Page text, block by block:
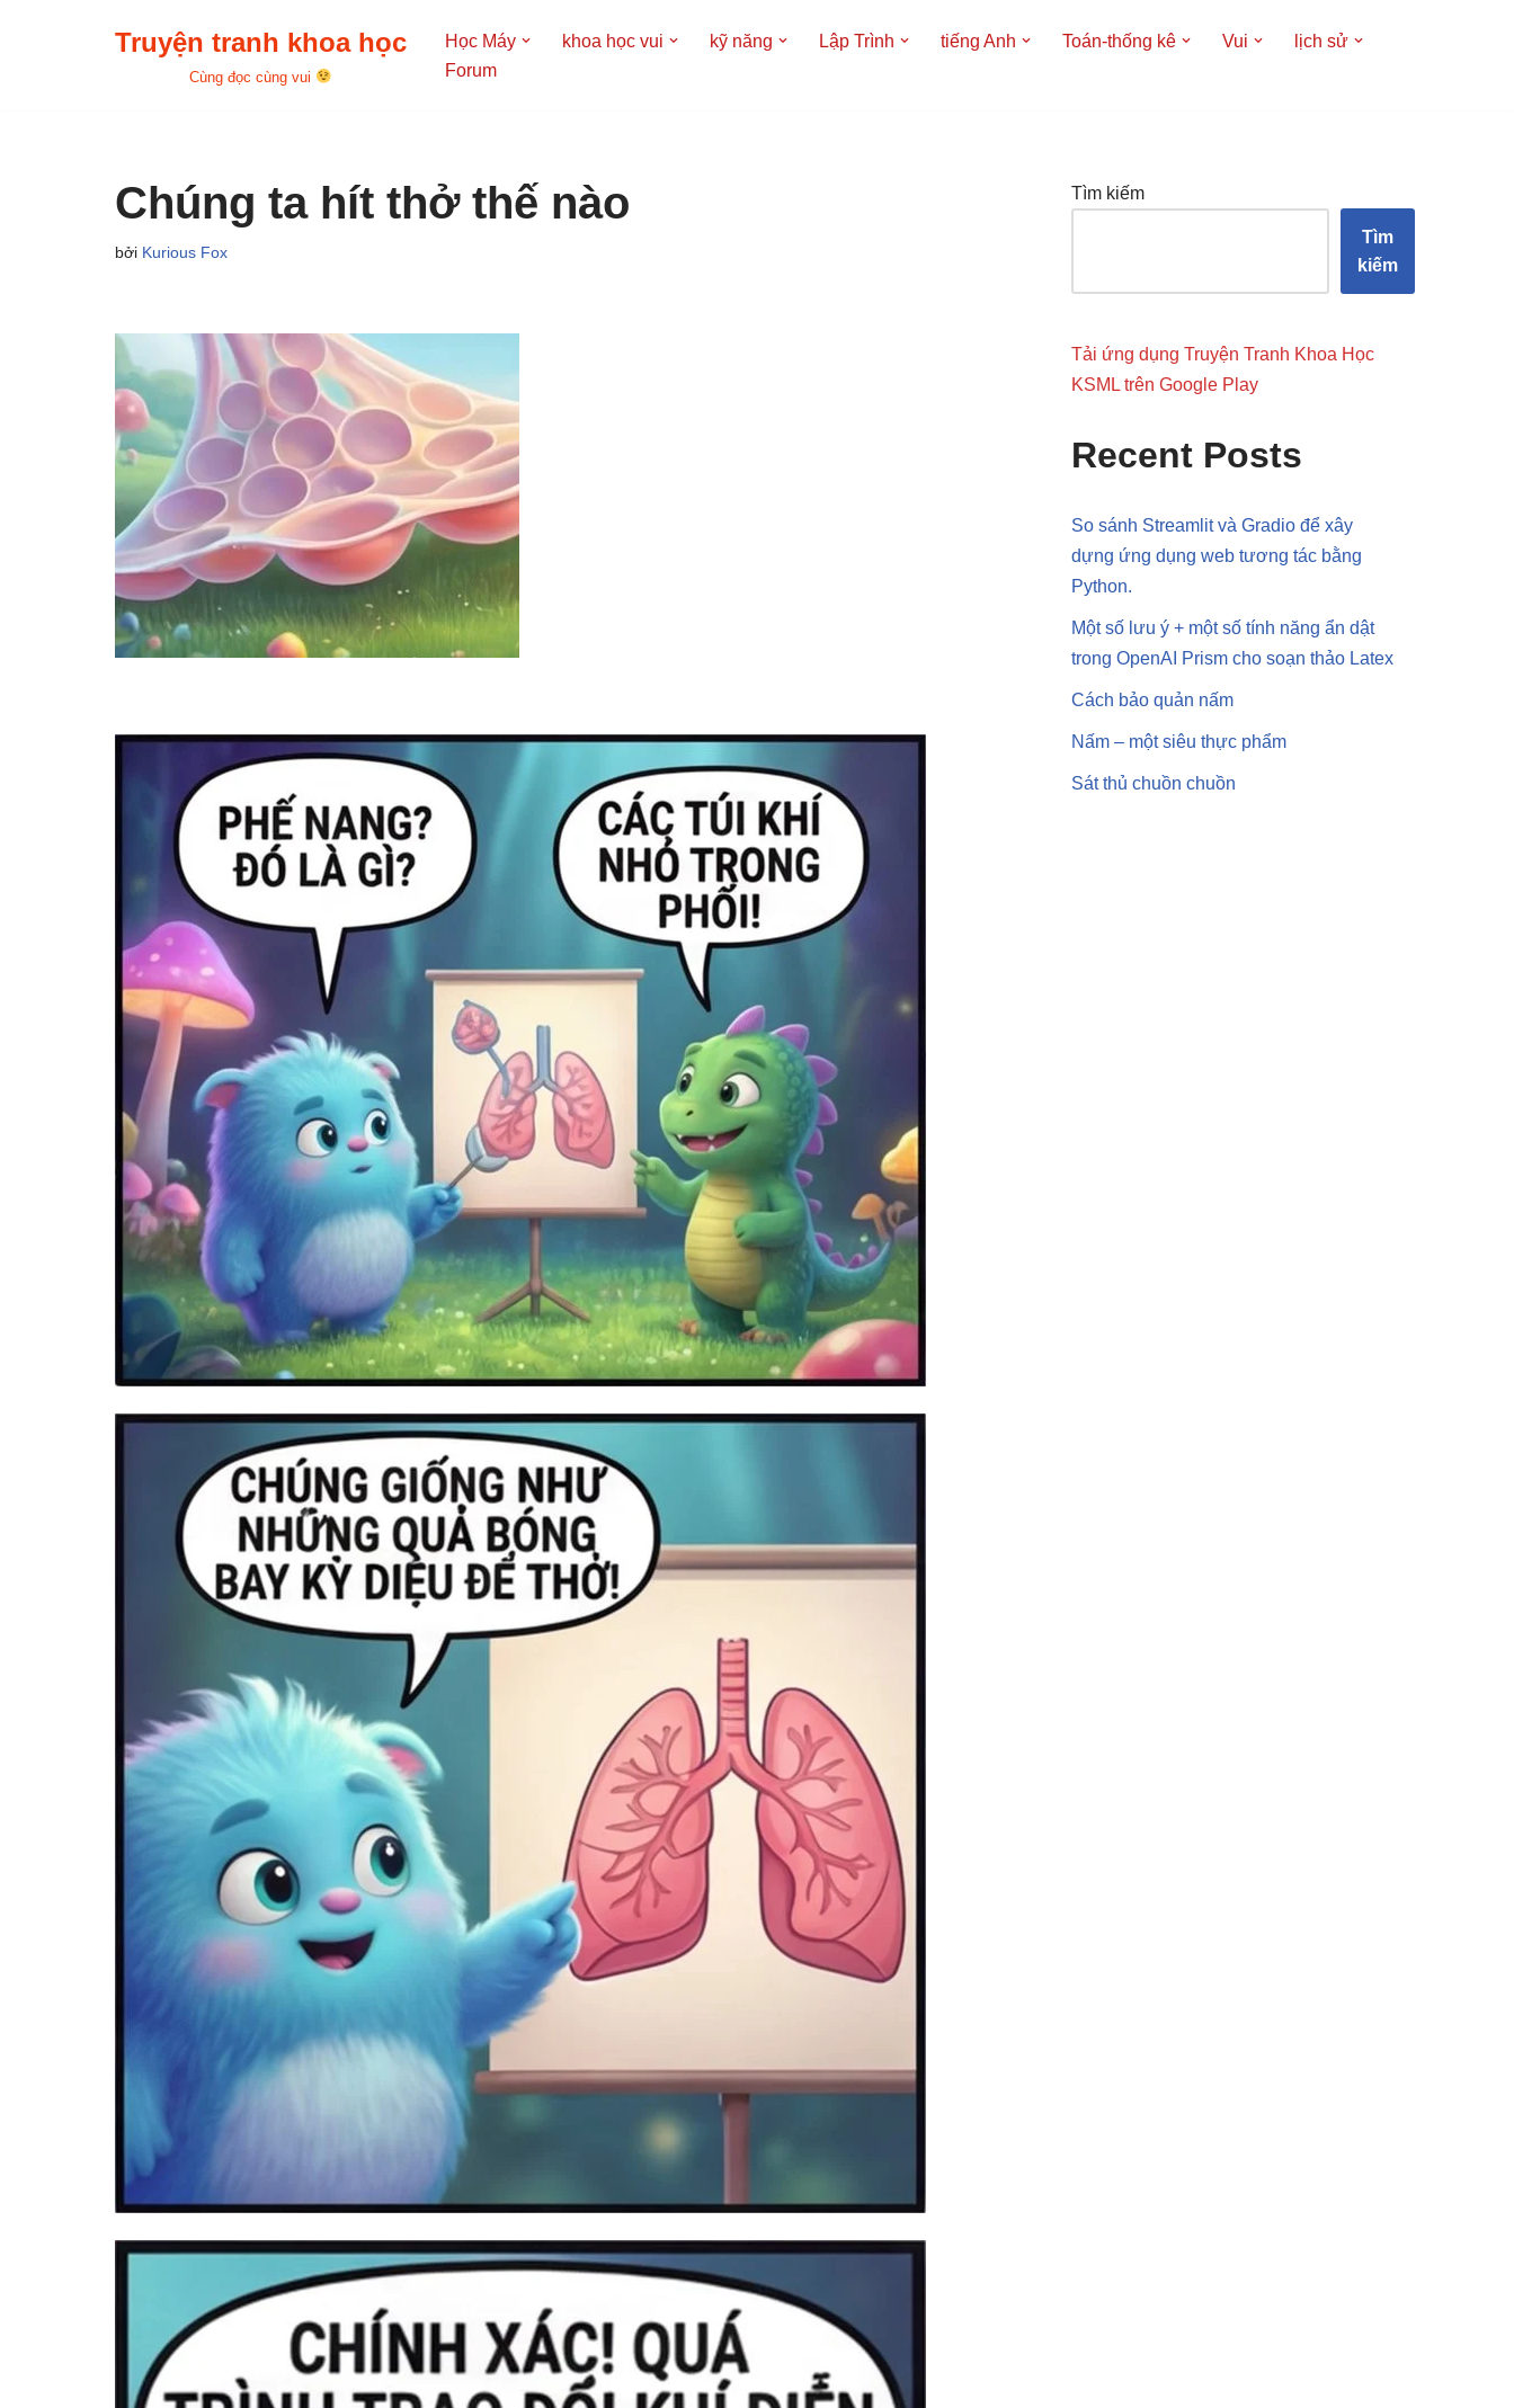
Truyện tranh khoa học
Cùng đọc cùng vui
Học Máy khoa học vui kỹ năng Lập Trình tiếng Anh Toán-thống kê Vui
lịch sử
Forum
Chúng ta hít thở thế nào
bởi Kurious Fox
Tìm kiếm
Tìm
kiếm
Tải ứng dụng Truyện Tranh Khoa Học
KSML trên Google Play
Recent Posts
So sánh Streamlit và Gradio để xây
dựng ứng dụng web tương tác bằng
Python.
Một số lưu ý + một số tính năng ẩn dật
trong OpenAI Prism cho soạn thảo Latex
Cách bảo quản nấm
Nấm – một siêu thực phẩm
Sát thủ chuồn chuồn